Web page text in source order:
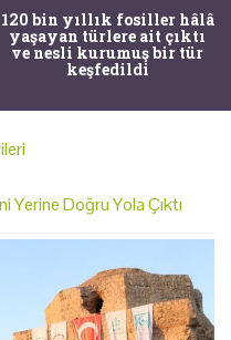
120 bin yıllık fosiller hâlâ
yaşayan türlere ait çıktı
ve nesli kurumuş bir tür
keşfedildi
Yerine Doğru Yola Çıktı